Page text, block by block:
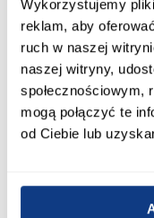
Wykorzystujemy
reklam, aby
ruch w naszej
naszej witryny,
społecznościowym,
mogą połączyć te
od Ciebie lub
AQUA MERCADO